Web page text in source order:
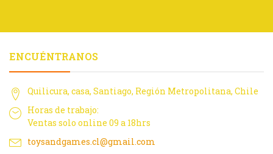
ENCUÉNTRANOS
Quilicura, casa, Santiago, Región Metropolitana, Chile
Horas de trabajo:
Ventas solo online 09 a 18hrs
toysandgames.cl@gmail.com